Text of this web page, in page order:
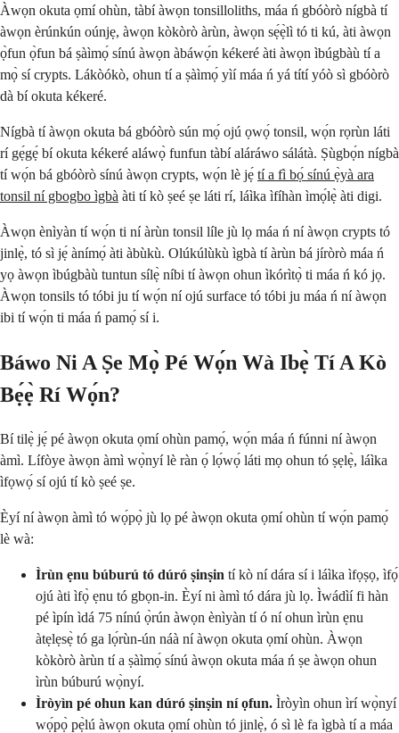
Àwọn okuta ọmí ohùn, tàbí àwọn tonsilloliths, máa ń gbóòrò nígbà tí
àwọn èrúnkún oúnjẹ, àwọn kòkòrò àrùn, àwọn sẹ́ẹ̀lì tó ti kú, àti àwọn
ọ̀fun ọ̀fun bá ṣàìmọ́ sínú àwọn àbáwọ́n kékeré àti àwọn ìbúgbàù tí a
mọ̀ sí crypts. Lákòókò, ohun tí a ṣàìmọ́ yìí máa ń yá títí yóò sì gbóòrò
dà bí okuta kékeré.
Nígbà tí àwọn okuta bá gbóòrò sún mọ́ ojú ọwọ́ tonsil, wọ́n rọrùn láti
rí gẹ́gẹ́ bí okuta kékeré aláwọ̀ funfun tàbí aláráwo sálátà. Ṣùgbọ́n nígbà
tí wọ́n bá gbóòrò sínú àwọn crypts, wọ́n lè jẹ́ tí a fì bọ́ sínú ẹ̀yà ara
tonsil ní gbogbo ìgbà àti tí kò ṣeé ṣe láti rí, láìka ìfíhàn ìmọ́lẹ̀ àti digi.
Àwọn ènìyàn tí wọ́n ti ní àrùn tonsil líle jù lọ máa ń ní àwọn crypts tó
jinlẹ̀, tó sì jẹ́ ànímọ́ àti àbùkù. Olúkúlùkù ìgbà tí àrùn bá jíròrò máa ń
yọ àwọn ìbúgbàù tuntun sílẹ̀ níbi tí àwọn ohun ìkórìtọ̀ ti máa ń kó jọ.
Àwọn tonsils tó tóbi ju tí wọ́n ní ojú surface tó tóbi ju máa ń ní àwọn
ibi tí wọ́n ti máa ń pamọ́ sí i.
Báwo Ni A Ṣe Mọ̀ Pé Wọ́n Wà Ibẹ̀ Tí A Kò
Bẹ́ẹ̀ Rí Wọ́n?
Bí tilẹ̀ jẹ́ pé àwọn okuta ọmí ohùn pamọ́, wọ́n máa ń fúnni ní àwọn
àmì. Lífòye àwọn àmì wọ̀nyí lè ràn ọ́ lọ́wọ́ láti mọ ohun tó ṣẹlẹ̀, láìka
ìfọwọ́ sí ojú tí kò ṣeé ṣe.
Èyí ní àwọn àmì tó wọ́pọ̀ jù lọ pé àwọn okuta ọmí ohùn tí wọ́n pamọ́
lè wà:
Ìrùn ẹnu búburú tó dúró ṣinṣin tí kò ní dára sí i láìka ìfọṣọ, ìfọ́
ojú àti ìfọ̀ ẹnu tó gbọn-in. Èyí ni àmì tó dára jù lọ. Ìwádìí fi hàn
pé ìpín ìdá 75 nínú ọ̀rún àwọn ènìyàn tí ó ní ohun ìrùn ẹnu
àtẹlẹsẹ̀ tó ga lọ́rùn-ún náà ní àwọn okuta ọmí ohùn. Àwọn
kòkòrò àrùn tí a ṣàìmọ́ sínú àwọn okuta máa ń ṣe àwọn ohun
ìrùn búburú wọ̀nyí.
Ìròyìn pé ohun kan dúró ṣinṣin ní ọfun. Ìròyìn ohun ìrí wọ̀nyí
wọ́pọ̀ pẹ̀lú àwọn okuta ọmí ohùn tó jinlẹ̀, ó sì lè fa ìgbà tí a máa